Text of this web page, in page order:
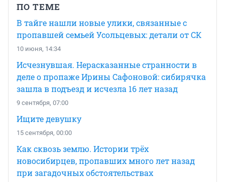
ПО ТЕМЕ
В тайге нашли новые улики, связанные с
пропавшей семьей Усольцевых: детали от СК
10 июня, 14:34
Исчезнувшая. Нерасказанные странности в
деле о пропаже Ирины Сафоновой: сибирячка
зашла в подъезд и исчезла 16 лет назад
9 сентября, 07:00
Ищите девушку
15 сентября, 00:00
Как сквозь землю. Истории трёх
новосибирцев, пропавших много лет назад
при загадочных обстоятельствах